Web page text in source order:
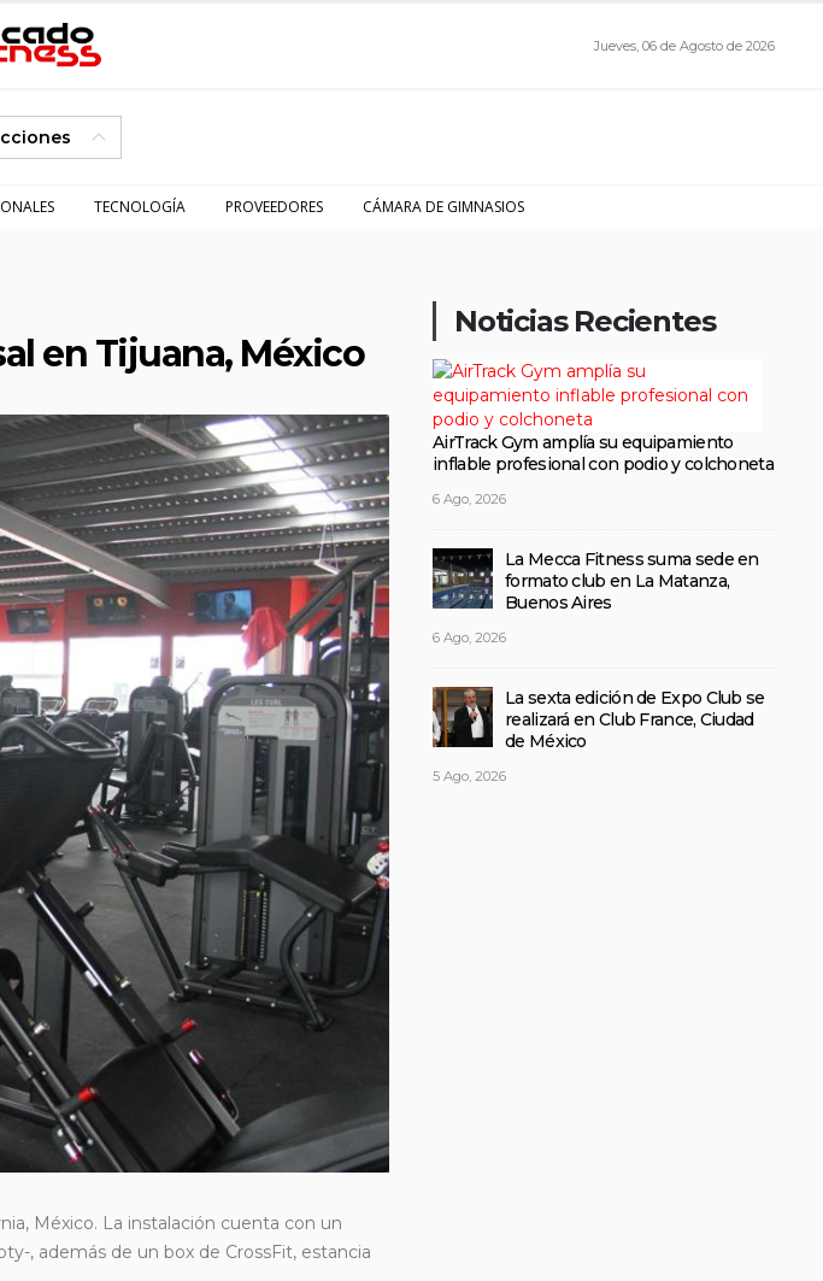
Jueves, 06 de Agosto de 2026
TECNOLOGÍA PROVEEDORES CÁMARA DE GIMNASIOS
en Tijuana, México
México. La instalación cuenta con un
, además de un box de CrossFit, estancia
Noticias Recientes
AirTrack Gym amplía su equipamiento
inflable profesional con podio y colchoneta
6 Ago, 2026
La Mecca Fitness suma sede en
formato club en La Matanza,
Buenos Aires
6 Ago, 2026
La sexta edición de Expo Club se
realizará en Club France, Ciudad
de México
5 Ago, 2026